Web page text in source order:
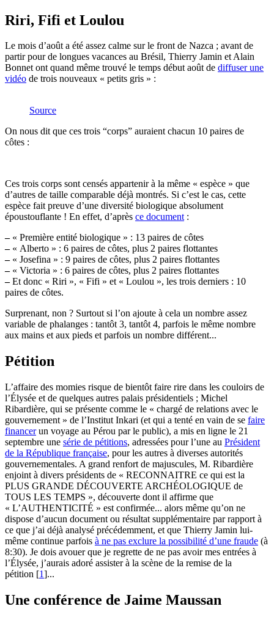
Riri, Fifi et Loulou
Le mois d’août a été assez calme sur le front de Nazca ; avant de
partir pour de longues vacances au Brésil, Thierry Jamin et Alain
Bonnet ont quand même trouvé le temps début août de diffuser une
vidéo de trois nouveaux « petits gris » :
Source
On nous dit que ces trois “corps” auraient chacun 10 paires de
côtes :
Ces trois corps sont censés appartenir à la même « espèce » que
d’autres de taille comparable déjà montrés. Si c’est le cas, cette
espèce fait preuve d’une diversité biologique absolument
époustouflante ! En effet, d’après ce document:
–« Première entité biologique » : 13 paires de côtes
–« Alberto » : 6 paires de côtes, plus 2 paires flottantes
–« Josefina » : 9 paires de côtes, plus 2 paires flottantes
–« Victoria » : 6 paires de côtes, plus 2 paires flottantes
–Et donc « Riri », « Fifi » et « Loulou », les trois derniers : 10
paires de côtes.
Surprenant, non ? Surtout si l’on ajoute à cela un nombre assez
variable de phalanges : tantôt 3, tantôt 4, parfois le même nombre
aux mains et aux pieds et parfois un nombre différent...
Pétition
L’affaire des momies risque de bientôt faire rire dans les couloirs de
l’Élysée et de quelques autres palais présidentiels ; Michel
Ribardière, qui se présente comme le « chargé de relations avec le
gouvernement » de l’Institut Inkari (et qui a tenté en vain de se faire
financerun voyage au Pérou par le public), a mis en ligne le 21
septembre une série de pétitions, adressées pour l’une au Président
de la République française, pour les autres à diverses autorités
gouvernementales. A grand renfort de majuscules, M. Ribardière
enjoint à divers présidents de « RECONNAITRE ce qui est la
PLUS GRANDE DÉCOUVERTE ARCHÉOLOGIQUE de
TOUS LES TEMPS », découverte dont il affirme que
« L’AUTHENTICITÉ » est confirmée... alors même qu’on ne
dispose d’aucun document ou résultat supplémentaire par rapport à
ce que j’ai déjà analysé précédemment, et que Thierry Jamin lui-
même continue parfois à ne pas exclure la possibilité d’une fraude (à
8:30). Je dois avouer que je regrette de ne pas avoir mes entrées à
l’Élysée, j’aurais adoré assister à la scène de la remise de la
pétition [1]...
Une conférence de Jaime Maussan